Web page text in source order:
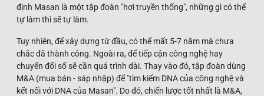
định Masan là một tập đoàn "hơi truyền thống", những gì có thể
tự làm thì sẽ tự làm.
Tuy nhiên, để xây dựng từ đầu, có thể mất 5-7 năm mà chưa
chắc đã thành công. Ngoài ra, để tiếp cận công nghệ hay
chuyển đổi số sẽ cần quá trình dài. Thay vào đó, tập đoàn dùng
M&A (mua bán - sáp nhập) để "tìm kiếm DNA của công nghệ và
kết nối với DNA của Masan". Do đó, chiến lược tốt nhất là M&A,